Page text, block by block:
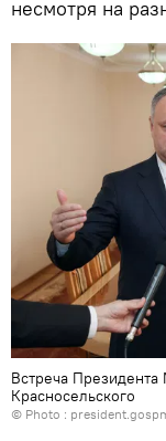
несмотря на
Встреча
Красносельского
© Photo :